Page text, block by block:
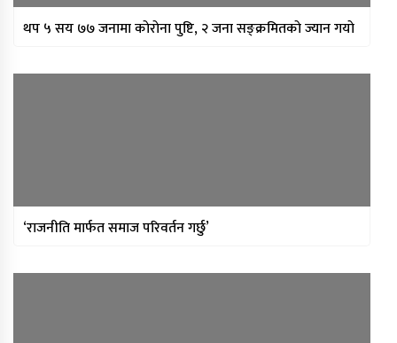
थप ५ सय ७७ जनामा काेराेना पुष्टि, २ जना सङ्क्रमितकाे ज्यान गयाे
‘राजनीति मार्फत समाज परिवर्तन गर्छु’